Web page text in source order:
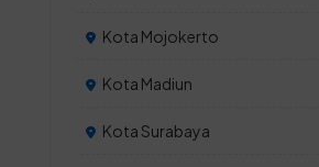
Kota Mojokerto
Kota Madiun
Kota Surabaya